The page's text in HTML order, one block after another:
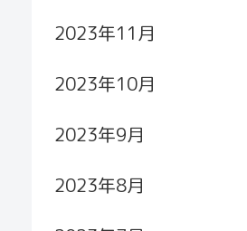
2023年11月
2023年10月
2023年9月
2023年8月